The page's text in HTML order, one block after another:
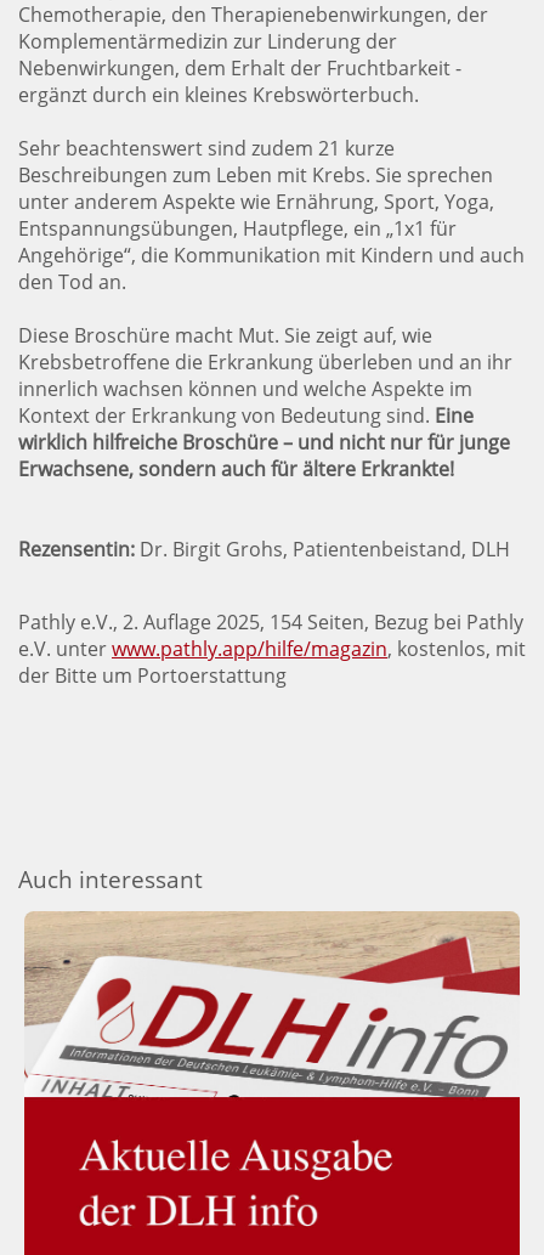
Chemotherapie, den Therapienebenwirkungen, der
Komplementärmedizin zur Linderung der
Nebenwirkungen, dem Erhalt der Fruchtbarkeit -
ergänzt durch ein kleines Krebswörterbuch.
Sehr beachtenswert sind zudem 21 kurze
Beschreibungen zum Leben mit Krebs. Sie sprechen
unter anderem Aspekte wie Ernährung, Sport, Yoga,
Entspannungsübungen, Hautpflege, ein „1x1 für
Angehörige“, die Kommunikation mit Kindern und auch
den Tod an.
Diese Broschüre macht Mut. Sie zeigt auf, wie
Krebsbetroffene die Erkrankung überleben und an ihr
innerlich wachsen können und welche Aspekte im
Kontext der Erkrankung von Bedeutung sind. Eine
wirklich hilfreiche Broschüre – und nicht nur für junge
Erwachsene, sondern auch für ältere Erkrankte!
Rezensentin: Dr. Birgit Grohs, Patientenbeistand, DLH
Pathly e.V., 2. Auflage 2025, 154 Seiten, Bezug bei Pathly
e.V. unterwww.pathly.app/hilfe/magazin, kostenlos, mit
der Bitte um Portoerstattung
Auch interessant